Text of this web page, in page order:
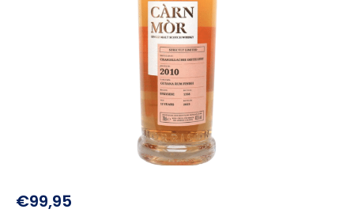
€99,95